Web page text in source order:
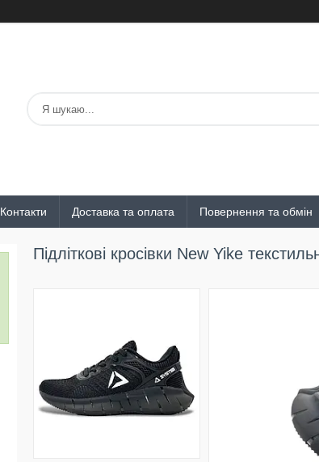
Контакти Доставка та оплата Повернення та обмін
Підліткові кросівки New Yike